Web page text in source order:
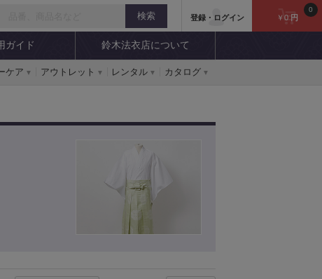
登録・ログイン ￥0円
0
ガイド 鈴木法衣店について
ケア アウトレット レンタル カタログ